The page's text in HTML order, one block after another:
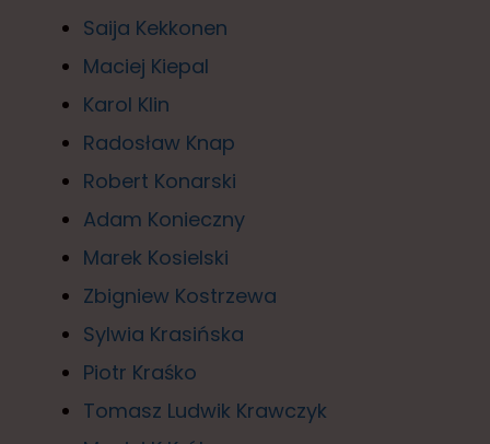
Saija Kekkonen
Maciej Kiepal
Karol Klin
Radosław Knap
Robert Konarski
Adam Konieczny
Marek Kosielski
Zbigniew Kostrzewa
Sylwia Krasińska
Piotr Kraśko
Tomasz Ludwik Krawczyk